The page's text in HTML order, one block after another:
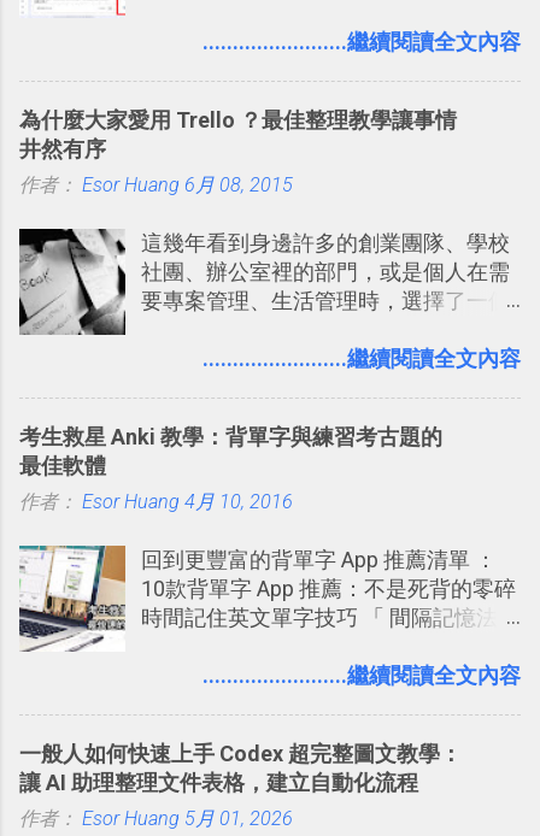
發： 同樣的不需買印表機、不需隨身
量格式不一的混亂工作文件需要彙整，
Codex 這樣的 AI 工作作進階處理。
........................繼續閱讀全文內容
為什麼大家愛用 Trello ？最佳整理教學讓事情
井然有序
作者： Esor Huang 6月 08, 2015
這幾年看到身邊許多的創業團隊、學校
社團、辦公室裡的部門，或是個人在需
要專案管理、生活管理時，選擇了一個
一個什麼樣的管理工具，讓這麼多人都
念」的管理教學文章： 把 Evernote 當
Google Drive 變身 Trello ！幫雲端硬碟
著 Trello ，卻還沒有在電腦玩物上寫過
一篇完整的介紹！雖然錯過了幾年前第
一時間推薦 Trello 的時機，但在這段時
澱自己的使用方法，歸納出「 為什麼值
學。 2015/6/13 新增： 免費專案管理軟
體推薦！困難計畫簡單管理 13 種工具
2016 年新增 ： 如何將 Trello 切換到繁
........................繼續閱讀全文內容
考生救星 Anki 教學：背單字與練習考古題的
最佳軟體
作者： Esor Huang 4月 10, 2016
回到更豐富的背單字 App 推薦清單 ：
10款背單字 App 推薦：不是死背的零碎
時間記住英文單字技巧 「 間隔記憶法
短期記憶變成長期記憶。 舉例來說我今
強；然後下次快要忘記可能變成相隔一
個禮拜，這時再次複習，就能把記憶強
化，讓記憶延長到可能半個月；那時候
........................繼續閱讀全文內容
一般人如何快速上手 Codex 超完整圖文教學：
讓 AI 助理整理文件表格，建立自動化流程
作者： Esor Huang 5月 01, 2026